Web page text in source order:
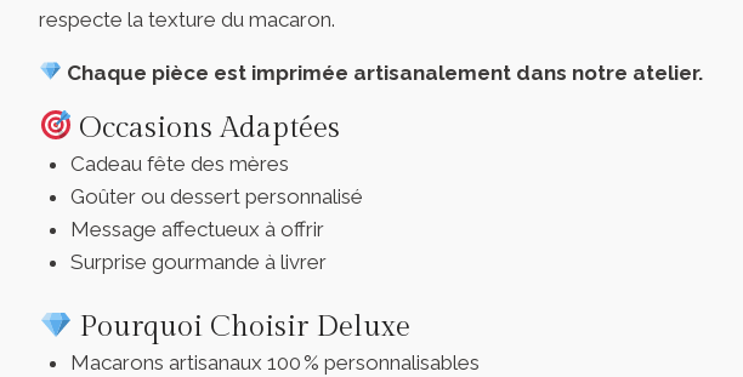
respecte la texture du macaron.
Chaque pièce est imprimée artisanalement dans notre atelier.
Occasions Adaptées
Cadeau fête des mères
Goûter ou dessert personnalisé
Message affectueux à offrir
Surprise gourmande à livrer
Pourquoi Choisir Deluxe
Macarons artisanaux 100 % personnalisables